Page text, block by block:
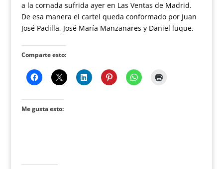
a la cornada sufrida ayer en Las Ventas de Madrid.
De esa manera el cartel queda conformado por Juan
José Padilla, José María Manzanares y Daniel luque.
Comparte esto:
Me gusta esto: